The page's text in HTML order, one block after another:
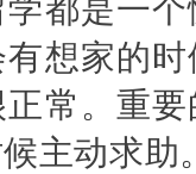
都是一
想家的
常。重
主动求助